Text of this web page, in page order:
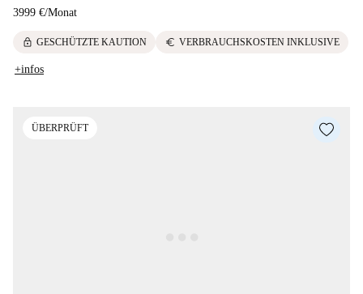
3999 €/Monat
lock GESCHÜTZTE KAUTION euro VERBRAUCHSKOSTEN INKLUSIVE
+infos
ÜBERPRÜFT